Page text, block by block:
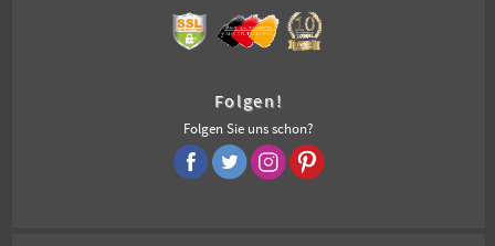
Folgen!
Folgen Sie uns schon?